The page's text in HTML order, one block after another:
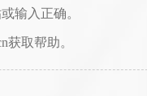
输入正确。
获取帮助。